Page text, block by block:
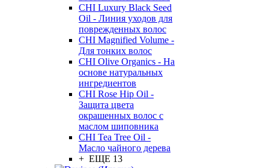
CHI Luxury Black Seed
Oil - Линия уходов для
поврежденных волос
CHI Magnified Volume -
Для тонких волос
CHI Olive Organics - На
основе натуральных
ингредиентов
CHI Rose Hip Oil -
Защита цвета
окрашенных волос с
маслом шиповника
CHI Tea Tree Oil -
Масло чайного дерева
+ ЕЩЕ 13